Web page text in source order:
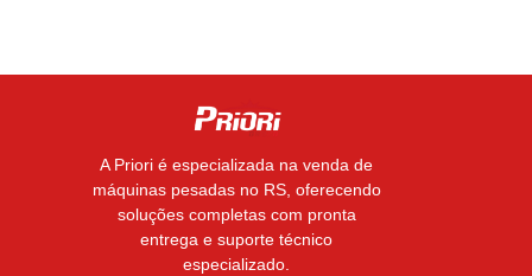
A Priori é especializada na venda de
máquinas pesadas no RS, oferecendo
soluções completas com pronta
entrega e suporte técnico
especializado.